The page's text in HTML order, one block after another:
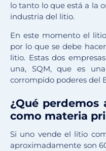
lo tanto lo que está a la
industria del litio.
En este momento el
por lo que se debe
litio. Estas dos
una, SQM, que es
corrompido poderes del
¿Qué
como materia
Si uno vende el litio
aproximadamente son